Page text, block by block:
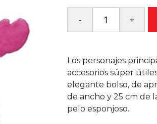
Los personajes
accesorios súper
elegante bolso, de
de ancho y 25 cm de
pelo esponjoso.